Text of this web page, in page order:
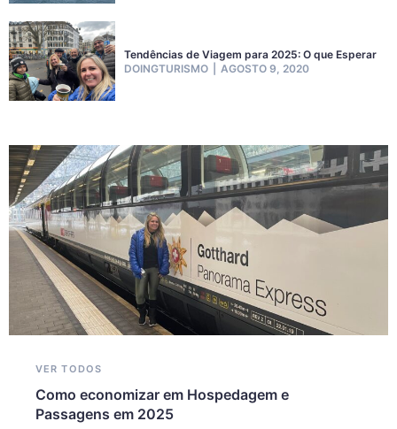
Tendências de Viagem para 2025: O que Esperar
DOINGTURISMO
AGOSTO 9, 2020
VER TODOS
Como economizar em Hospedagem e
Passagens em 2025